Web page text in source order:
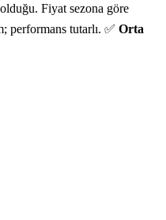
Fiyat sezona göre
performans tutarlı. ✅ Orta